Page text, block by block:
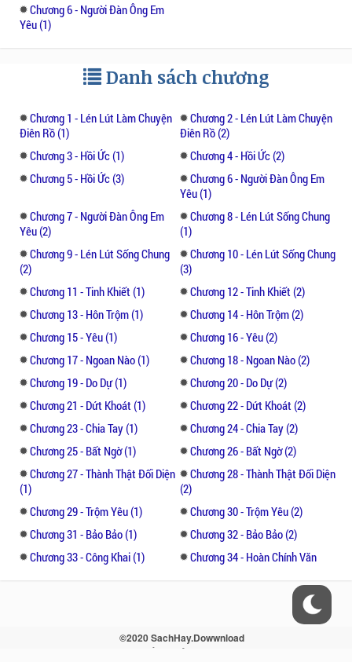
"Sụyttt...Đoán xem ai nào?"
Cố Dư cáu kỉnh kéo bàn tay đang bịt mắt
mình xuống, đưa lên miệng cắn không chút
lưu tình, trước khi buông ra còn day mạnh.
Người đàn ông phía sau rên lên một tiếng,
hô hấp phả vào cổ cô nóng rực. Bàn tay to từ
ngực cô men theo đường cong mê người,
vuốt dọc từ đùi lên, thoáng chốc, váy ngủ đã
bị anh kéo lên tận thắt lưng.
Cố Dư ngăn anh lại, "Đang ở trong nhà, anh
cũng không thể đứng đắn một chút sao?"
Cố Thần Sinh vùi đầu vào hõm cổ cô, ngửi
mùi sữa tắm trên da thịt cô, bàn tay tiến vào
trong quần lót,
"Có anh đây, em sợ gì?"
Ngón trỏ cô vuốt khẽ lông mày anh, điểm
nhẹ một cái,
"Hư hỏng."
Cố Thần Sinh cười xấu xa, ngón tay bên dưới
lật mở hai cánh hoa, đột ngột chọc vào một
cái,
"Tiểu cô nương, giờ mới biết cũng thật là
Chương 6 - Người Đàn Ông Em
Yêu (1)
Danh sách chương
Chương 1 - Lén Lút Làm Chuyện
Điên Rồ (1)
Chương 2 - Lén Lút Làm Chuyện
Điên Rồ (2)
Chương 3 - Hồi Ức (1)
Chương 4 - Hồi Ức (2)
Chương 5 - Hồi Ức (3)
Chương 6 - Người Đàn Ông Em
Yêu (1)
Chương 7 - Người Đàn Ông Em
Yêu (2)
Chương 8 - Lén Lút Sống Chung
(1)
Chương 9 - Lén Lút Sống Chung
(2)
Chương 10 - Lén Lút Sống Chung
(3)
Chương 11 - Tinh Khiết (1)
Chương 12 - Tinh Khiết (2)
Chương 13 - Hôn Trộm (1)
Chương 14 - Hôn Trộm (2)
Chương 15 - Yêu (1)
Chương 16 - Yêu (2)
Chương 17 - Ngoan Nào (1)
Chương 18 - Ngoan Nào (2)
Chương 19 - Do Dự (1)
Chương 20 - Do Dự (2)
Chương 21 - Dứt Khoát (1)
Chương 22 - Dứt Khoát (2)
Chương 23 - Chia Tay (1)
Chương 24 - Chia Tay (2)
Chương 25 - Bất Ngờ (1)
Chương 26 - Bất Ngờ (2)
Chương 27 - Thành Thật Đối Diện
(1)
Chương 28 - Thành Thật Đối Diện
(2)
Chương 29 - Trộm Yêu (1)
Chương 30 - Trộm Yêu (2)
Chương 31 - Bảo Bảo (1)
Chương 32 - Bảo Bảo (2)
Chương 33 - Công Khai (1)
Chương 34 - Hoàn Chính Văn
©2020 SachHay.Dowwnload
Liên hệ - Điều khoản - Sitemap - RSS